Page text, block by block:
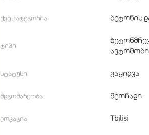
ქვე კატეგორია ბეტონის
ტიპი
სტატუსი გაყიდვა
მდგომარეობა მეორადი
ლოკაცია Tbilisi